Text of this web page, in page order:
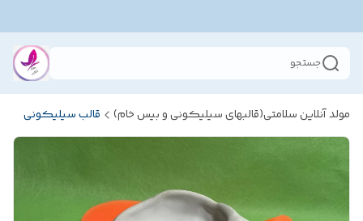
جستجو
مولد آنلاین سلامتی(قالبهای سیلیکونی و بیس خام) قالب سیلیکونی